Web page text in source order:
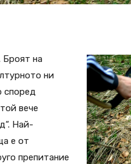
Броят на
ни
според
вече
Най-
е от
препитание